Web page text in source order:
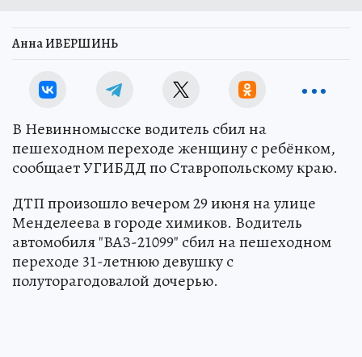
Анна ИВЕРШИНЬ
В Невинномысске водитель сбил на
пешеходном переходе женщину с ребёнком,
сообщает УГИБДД по Ставропольскому краю.
ДТП произошло вечером 29 июня на улице
Менделеева в городе химиков. Водитель
автомобиля "ВАЗ-21099" сбил на пешеходном
переходе 31-летнюю девушку с
полуторагодовалой дочерью.